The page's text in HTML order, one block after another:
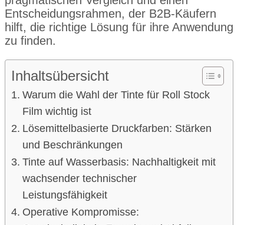
Entscheidungsrahmen, der B2B-Käufern
hilft, die richtige Lösung für ihre Anwendung
zu finden.
Inhaltsübersicht
Warum die Wahl der Tinte für Roll Stock
Film wichtig ist
Lösemittelbasierte Druckfarben: Stärken
und Beschränkungen
Tinte auf Wasserbasis: Nachhaltigkeit mit
wachsender technischer
Leistungsfähigkeit
Operative Kompromisse: